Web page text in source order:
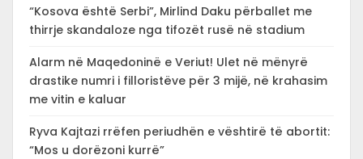
“Kosova është Serbi”, Mirlind Daku përballet me
thirrje skandaloze nga tifozët rusë në stadium
Alarm në Maqedoninë e Veriut! Ulet në mënyrë
drastike numri i filloristëve për 3 mijë, në krahasim
me vitin e kaluar
Ryva Kajtazi rrëfen periudhën e vështirë të abortit:
“Mos u dorëzoni kurrë”